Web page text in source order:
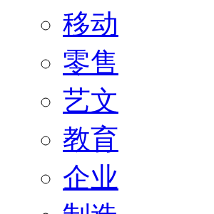
移动
零售
艺文
教育
企业